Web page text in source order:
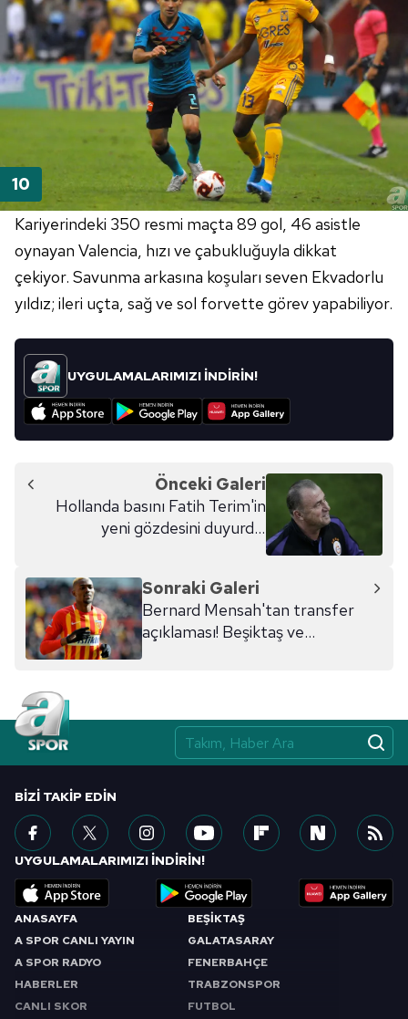
Kariyerindeki 350 resmi maçta 89 gol, 46 asistle
oynayan Valencia, hızı ve çabukluğuyla dikkat
çekiyor. Savunma arkasına koşuları seven Ekvadorlu
yıldız; ileri uçta, sağ ve sol forvette görev yapabiliyor.
UYGULAMALARIMIZI İNDİRİN!
Önceki Galeri
Hollanda basını Fatih Terim'in
yeni gözdesini duyurdu!
Sonraki Galeri
Bernard Mensah'tan transfer
açıklaması! Beşiktaş ve
ANASAYFA
A SPOR CANLI YAYIN
A SPOR RADYO
HABERLER
CANLI SKOR
BEŞİKTAŞ
GALATASARAY
FENERBAHÇE
TRABZONSPOR
FUTBOL
BIZI TAKIP EDIN
UYGULAMALARIMIZI İNDİRİN!